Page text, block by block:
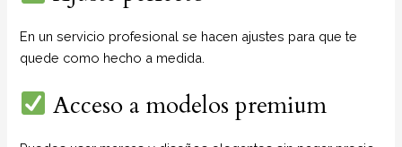
En un servicio profesional se hacen ajustes para que te
quede como hecho a medida.
Acceso a modelos premium